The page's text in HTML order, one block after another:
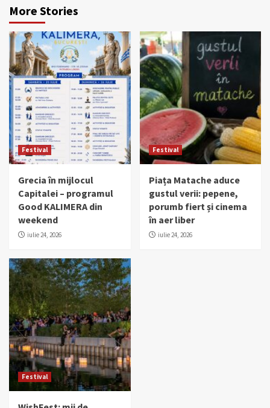
More Stories
Festival
Grecia în mijlocul
Capitalei – programul
Good KALIMERA din
weekend
iulie 24, 2026
Festival
Piața Matache aduce
gustul verii: pepene,
porumb fiert și cinema
în aer liber
iulie 24, 2026
Festival